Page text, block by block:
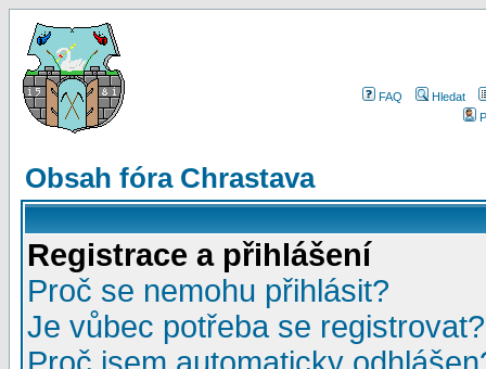
FAQ
Hledat
Obsah fóra Chrastava
Registrace a přihlášení
Proč se nemohu přihlásit?
Je vůbec potřeba se registrovat?